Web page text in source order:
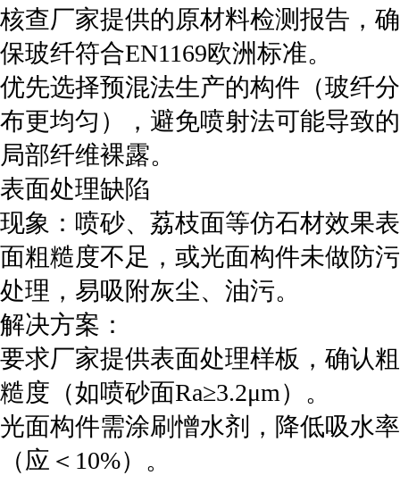
核查厂家提供的原材料检测报告，确
保玻纤符合EN1169欧洲标准。
优先选择预混法生产的构件（玻纤分
布更均匀），避免喷射法可能导致的
局部纤维裸露。
‌表面处理缺陷‌
‌现象‌：喷砂、荔枝面等仿石材效果表
面粗糙度不足，或光面构件未做防污
处理，易吸附灰尘、油污。
‌解决方案‌：
要求厂家提供表面处理样板，确认粗
糙度（如喷砂面Ra≥3.2μm）。
光面构件需涂刷憎水剂，降低吸水率
（应＜10%）。